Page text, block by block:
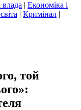
влада | Економіка і
| Кримінал |
той